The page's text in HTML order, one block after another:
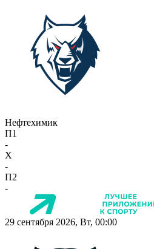
Нефтехимик
П1
-
X
-
П2
-
29 сентября 2026, Вт, 00:00